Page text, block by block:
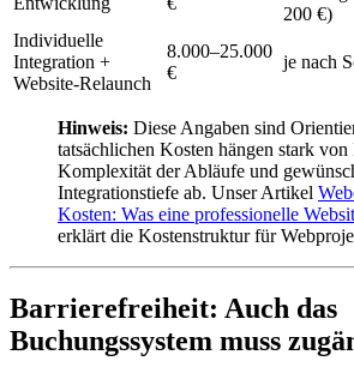
200 €)
Individuelle
Integration +
Website-Relaunch
8.000–25.000
€
je nach
Hinweis: Diese Angaben sind
tatsächlichen Kosten hängen stark von
Komplexität der Abläufe und
Integrationstiefe ab. Unser Artikel
Kosten: Was eine professionelle
erklärt die Kostenstruktur für
Barrierefreiheit: Auch das
Buchungssystem muss